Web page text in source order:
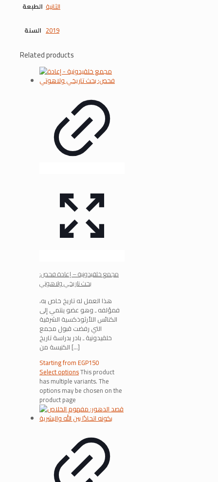
الطبعة الثانية
السنة 2019
Related products
مجمع خلقيدونية – إعادة فحص:
بحث تاريخي ولاهوتي
هذا العمل له تاريخ خاص به،
فمؤلفه ـ وهو عضو ينتمي إلى
الكنائس اللأرثوذكسية الشرقية
التي رفضت قبول مجمع
خلقيدونية ـ بادر بدراسة تاريخ
الكنيسة من […]
Starting fromEGP150
Select optionsThis product
has multiple variants. The
options may be chosen on the
product page